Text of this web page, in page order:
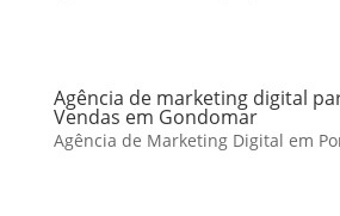
Agência de marketing digital
Vendas em Gondomar
Agência de Marketing Digital em